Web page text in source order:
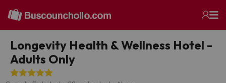
Longevity Health & Wellness Hotel -
Adults Only